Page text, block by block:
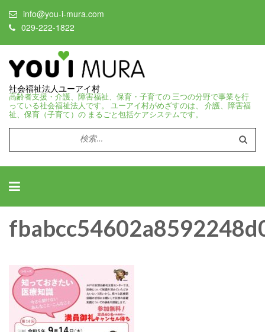
info@you-i-mura.com
029-222-1822
社会福祉法人ユーアイ村
高齢者支援・介護、障害福祉、保育・子育ての 三つの分野で事業を行
っている社会福祉法人です。 ユーアイ村がめざすのは、 介護、障害福
祉、保育（子育て）の まるごと包括ケアシステムです。
検
索: